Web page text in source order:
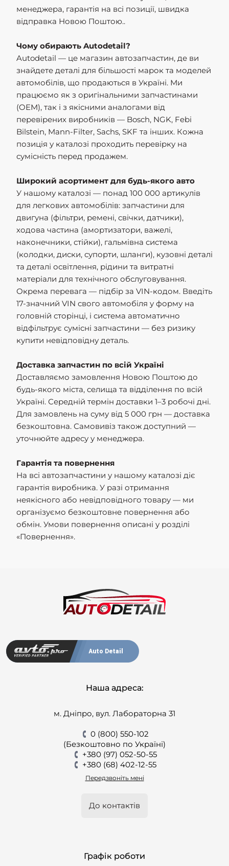
менеджера, гарантія на всі позиції, швидка
відправка Новою Поштою..
Чому обирають Autodetail?
Autodetail — це магазин автозапчастин, де ви
знайдете деталі для більшості марок та моделей
автомобілів, що продаються в Україні. Ми
працюємо як з оригінальними запчастинами
(OEM), так і з якісними аналогами від
перевірених виробників — Bosch, NGK, Febi
Bilstein, Mann-Filter, Sachs, SKF та інших. Кожна
позиція у каталозі проходить перевірку на
сумісність перед продажем.
Широкий асортимент для будь-якого авто
У нашому каталозі — понад 100 000 артикулів
для легкових автомобілів: запчастини для
двигуна (фільтри, ремені, свічки, датчики),
ходова частина (амортизатори, важелі,
наконечники, стійки), гальмівна система
(колодки, диски, супорти, шланги), кузовні деталі
та деталі освітлення, рідини та витратні
матеріали для технічного обслуговування.
Окрема перевага — підбір за VIN-кодом. Введіть
17-значний VIN свого автомобіля у форму на
головній сторінці, і система автоматично
відфільтрує сумісні запчастини — без ризику
купити невідповідну деталь.
Доставка запчастин по всій Україні
Доставляємо замовлення Новою Поштою до
будь-якого міста, селища та відділення по всій
Україні. Середній термін доставки 1–3 робочі дні.
Для замовлень на суму від 5 000 грн — доставка
безкоштовна. Самовивіз також доступний —
уточнюйте адресу у менеджера.
Гарантія та повернення
На всі автозапчастини у нашому каталозі діє
гарантія виробника. У разі отримання
неякісного або невідповідного товару — ми
організуємо безкоштовне повернення або
обмін. Умови повернення описані у розділі
«Повернення».
Auto Detail
Наша адреса:
м. Дніпро, вул. Лабораторна 31
0 (800) 550-102
(Безкоштовно по Україні)
+380 (97) 052-50-55
+380 (68) 402-12-55
Передзвоніть мені
До контактів
Графік роботи